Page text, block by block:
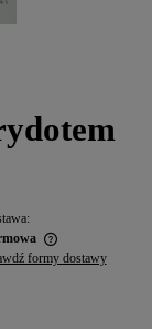
formy dostawy